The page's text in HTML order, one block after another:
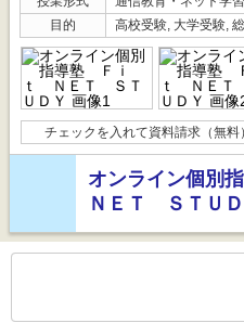
目的
高校受験, 大学受験,
チェックを入れて資料請求（無料）
オンライン個別
ＮＥＴ ＳＴＵＤ